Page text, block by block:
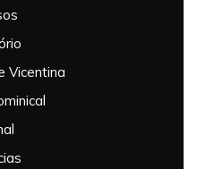
Vicentina